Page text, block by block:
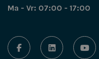
Ma - Vr: 07:00 - 17:00